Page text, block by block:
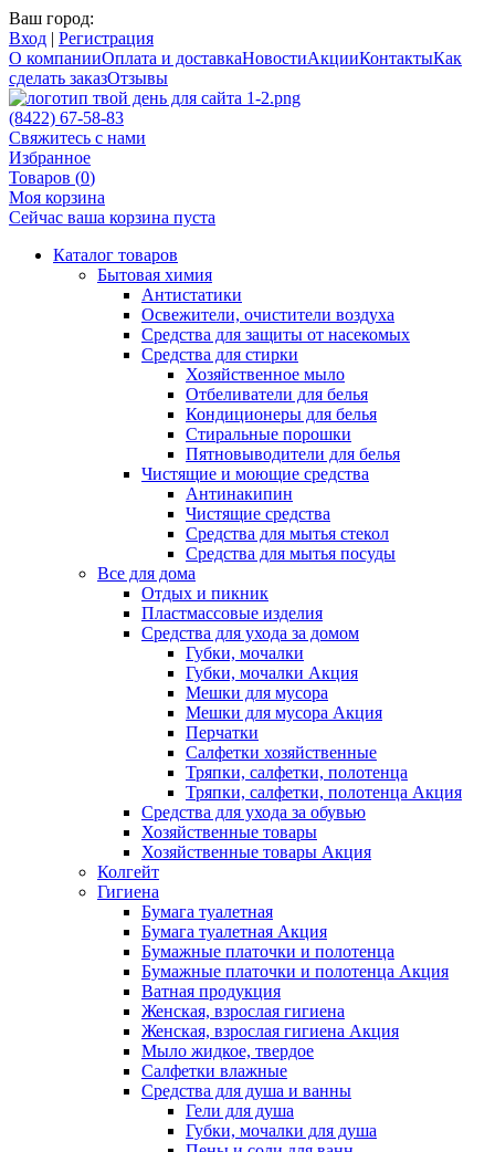
Ваш город:
Вход | Регистрация
О компанииОплата и доставкаНовостиАкцииКонтактыКак
сделать заказОтзывы
(8422) 67-58-83
Свяжитесь с нами
Избранное
Товаров (0)
Моя корзина
Сейчас ваша корзина пуста
Каталог товаров
Бытовая химия
Антистатики
Освежители, очистители воздуха
Средства для защиты от насекомых
Средства для стирки
Хозяйственное мыло
Отбеливатели для белья
Кондиционеры для белья
Стиральные порошки
Пятновыводители для белья
Чистящие и моющие средства
Антинакипин
Чистящие средства
Средства для мытья стекол
Средства для мытья посуды
Все для дома
Отдых и пикник
Пластмассовые изделия
Средства для ухода за домом
Губки, мочалки
Губки, мочалки Акция
Мешки для мусора
Мешки для мусора Акция
Перчатки
Салфетки хозяйственные
Тряпки, салфетки, полотенца
Тряпки, салфетки, полотенца Акция
Средства для ухода за обувью
Хозяйственные товары
Хозяйственные товары Акция
Колгейт
Гигиена
Бумага туалетная
Бумага туалетная Акция
Бумажные платочки и полотенца
Бумажные платочки и полотенца Акция
Ватная продукция
Женская, взрослая гигиена
Женская, взрослая гигиена Акция
Мыло жидкое, твердое
Салфетки влажные
Средства для душа и ванны
Гели для душа
Губки, мочалки для душа